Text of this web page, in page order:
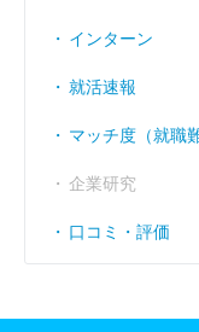
インターン
就活速報
マッチ度（就職
企業研究
口コミ・評価